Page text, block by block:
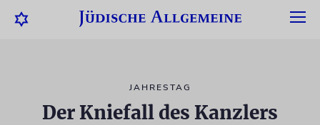
JAHRESTAG
Der Kniefall des Kanzlers